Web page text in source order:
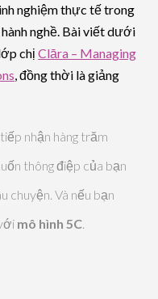
nghiệm thực tế trong
nghề. Bài viết dưới
chịClāra – Managing
, đồng thời là giảng
nhận hàng trăm
thông điệp của bạn
chuyện. Và nếu bạn
mô hình 5C